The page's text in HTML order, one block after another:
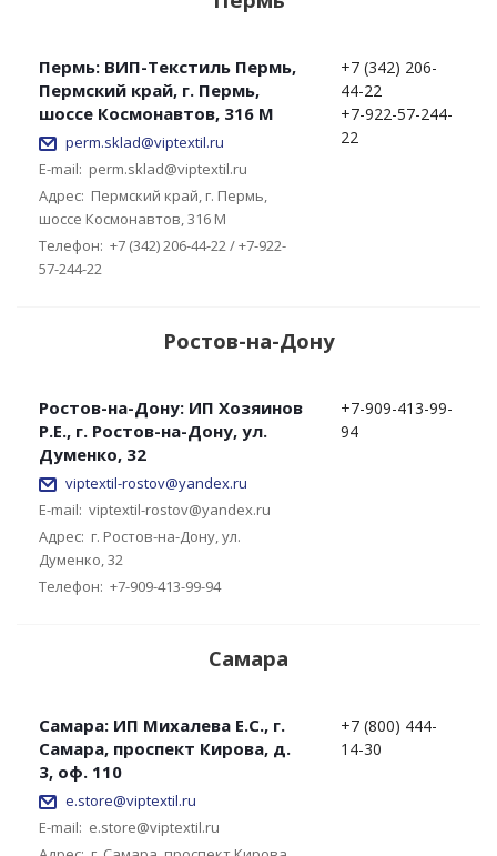
Пермь: ВИП-Текстиль Пермь,
Пермский край, г. Пермь,
шоссе Космонавтов, 316 М
perm.sklad@viptextil.ru
E-mail: perm.sklad@viptextil.ru
Адрес: Пермский край, г. Пермь,
шоссе Космонавтов, 316 М
Телефон: +7 (342) 206-44-22 / +7-922-
57-244-22
+7 (342) 206-
44-22
+7-922-57-244-
22
Ростов-на-Дону
Ростов-на-Дону: ИП Хозяинов
Р.Е., г. Ростов-на-Дону, ул.
Думенко, 32
viptextil-rostov@yandex.ru
E-mail: viptextil-rostov@yandex.ru
Адрес: г. Ростов-на-Дону, ул.
Думенко, 32
Телефон: +7-909-413-99-94
+7-909-413-99-
94
Самара
Самара: ИП Михалева Е.С., г.
Самара, проспект Кирова, д.
3, оф. 110
e.store@viptextil.ru
E-mail: e.store@viptextil.ru
+7 (800) 444-
14-30